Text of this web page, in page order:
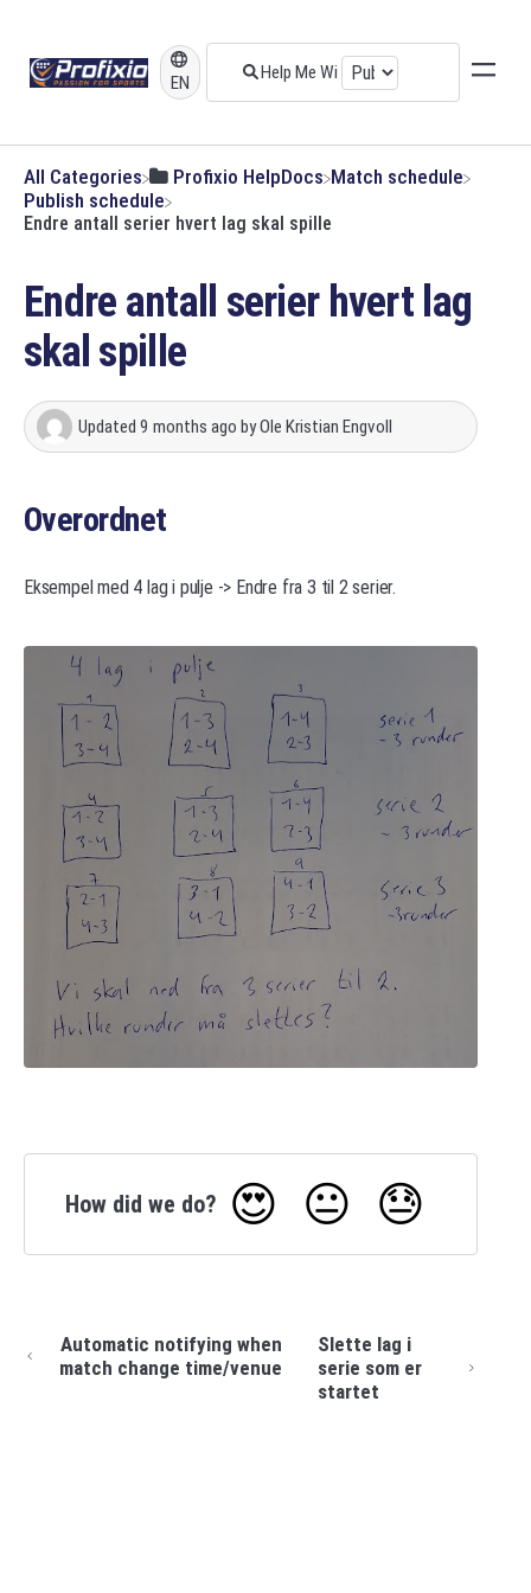
EN
All Categories ​Profixio HelpDocs ​Match schedule
​Publish schedule
Endre antall serier hvert lag skal spille
Endre antall serier hvert lag
skal spille
Updated 9 months ago byOle Kristian Engvoll
Overordnet
Eksempel med 4 lag i pulje -> Endre fra 3 til 2 serier.
How did we do? 😍 😐 😓
Automatic notifying when
match change time/venue
Slette lag i
serie som er
startet